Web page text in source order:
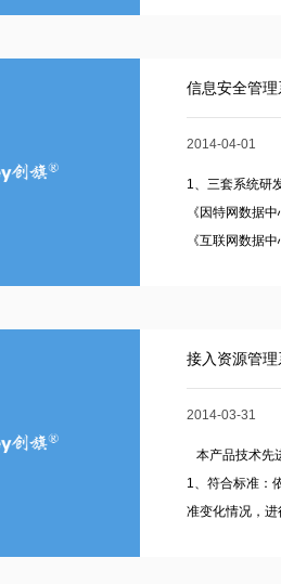
信息安全管
2014-04-01
1、三套系统研
《因特网数据
《互联网数据
接入资源管
2014-03-31
本产品技术先
1、符合标准：
准变化情况，